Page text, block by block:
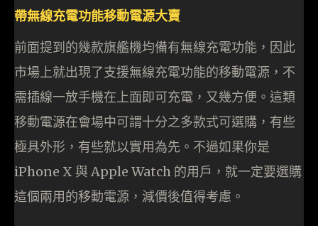
帶無線充電功能移動電源大賣
前面提到的幾款旗艦機均備有無線充電功能，因此
市場上就出現了支援無線充電功能的移動電源，不
需插線一放手機在上面即可充電，又幾方便。這類
移動電源在會場中可謂十分之多款式可選購，有些
極具外形，有些就以實用為先。不過如果你是
iPhone X 與 Apple Watch 的用戶，就一定要選購
這個兩用的移動電源，減價後值得考慮。